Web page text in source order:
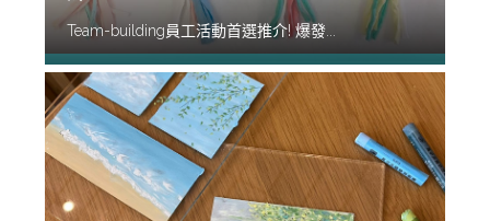
Team-building員工活動首選推介! 爆發...